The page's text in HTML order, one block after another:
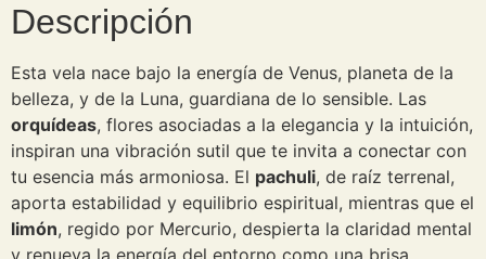
Descripción
Esta vela nace bajo la energía de Venus, planeta de la
belleza, y de la Luna, guardiana de lo sensible. Las
orquídeas, flores asociadas a la elegancia y la intuición,
inspiran una vibración sutil que te invita a conectar con
tu esencia más armoniosa. El pachuli, de raíz terrenal,
aporta estabilidad y equilibrio espiritual, mientras que el
limón, regido por Mercurio, despierta la claridad mental
y renueva la energía del entorno como una brisa